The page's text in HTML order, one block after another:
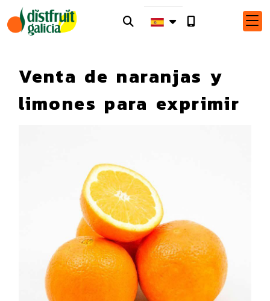
Venta de naranjas y
limones para exprimir